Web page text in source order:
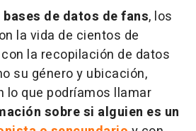
bases de datos de fans, los
la vida de cientos de
la recopilación de datos
su género y ubicación,
lo que podríamos llamar
sobre si alguien es un